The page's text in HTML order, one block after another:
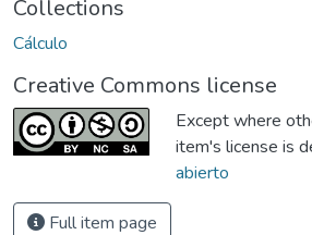
Collections
Cálculo
Creative Commons license
Except where
item's license is
abierto
Full item page